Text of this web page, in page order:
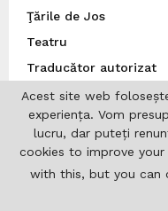
Ţările de Jos
Teatru
Traducător autorizat
Turcia
Ucraina
Uncategorized
UNESCO
Acest site web
experiența. Vom
lucru, dar puteți
cookies to improve your
with this, but you can